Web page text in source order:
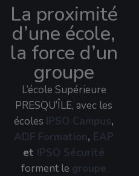
La proximité
d’une école,
la force d’un
groupe
L’école Supérieure
PRESQU’ÎLE, avec les
écoles IPSO Campus,
ADF Formation, EAP
et IPSO Sécurité
forment le groupe